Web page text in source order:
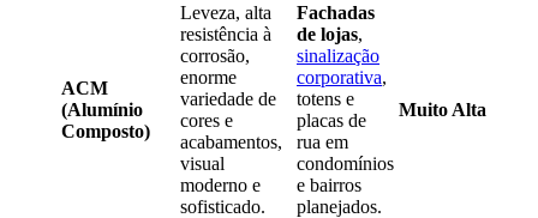
ACM
(Alumínio
Composto)
Leveza, alta
resistência à
corrosão,
enorme
variedade de
cores e
acabamentos,
visual
moderno e
sofisticado.
Fachadas
de lojas,
sinalização
corporativa,
totens e
placas de
rua em
condomínios
e bairros
planejados.
Muito Alta